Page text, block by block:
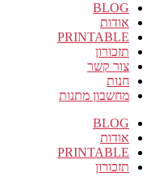
BLOG
אודות
PRINTABLE
תזכורון
צור קשר
חנות
מחשבון מתנות
BLOG
אודות
PRINTABLE
תזכורון